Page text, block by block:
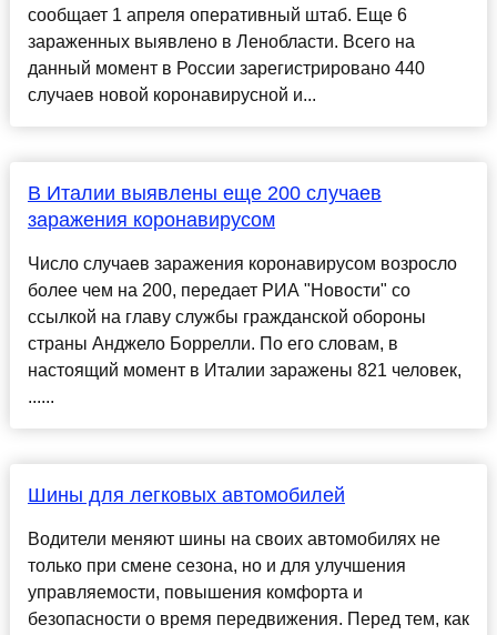
сообщает 1 апреля оперативный штаб. Еще 6
зараженных выявлено в Ленобласти. Всего на
данный момент в России зарегистрировано 440
случаев новой коронавирусной и...
В Италии выявлены еще 200 случаев
заражения коронавирусом
Число случаев заражения коронавирусом возросло
более чем на 200, передает РИА "Новости" со
ссылкой на главу службы гражданской обороны
страны Анджело Боррелли. По его словам, в
настоящий момент в Италии заражены 821 человек,
......
Шины для легковых автомобилей
Водители меняют шины на своих автомобилях не
только при смене сезона, но и для улучшения
управляемости, повышения комфорта и
безопасности о время передвижения. Перед тем, как